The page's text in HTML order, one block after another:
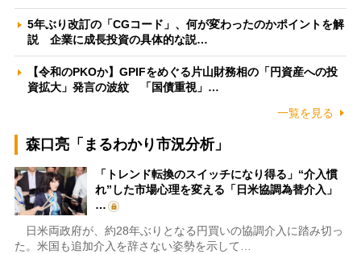
5年ぶり改訂の「CGコード」、何が変わったのかポイントを解
説 企業に成長投資の具体的な説…
【令和のPKOか】GPIFをめぐる片山財務相の「円資産への投
資拡大」発言の波紋 「国債重視」…
一覧を見る
森口亮「まるわかり市況分析」
「トレンド転換のスイッチになり得る」“介入慣
れ”した市場心理を変える「日米協調為替介入」
…
日米両政府が、約28年ぶりとなる円買いの協調介入に踏み切っ
た。米国も追加介入を辞さない姿勢を示して…